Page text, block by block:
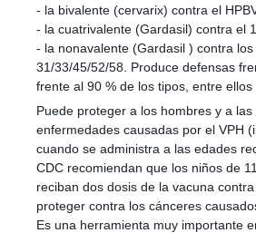
- la bivalente (cervarix) contra el
- la cuatrivalente (Gardasil) contra el
- la nonavalente (Gardasil ) contra
31/33/45/52/58. Produce defensas
frente al 90 % de los tipos, entre ellos
Puede proteger a los hombres y a
enfermedades causadas por el VPH
cuando se administra a las edades
CDC recomiendan que los niños de
reciban dos dosis de la vacuna
proteger contra los cánceres
Es una herramienta muy importante